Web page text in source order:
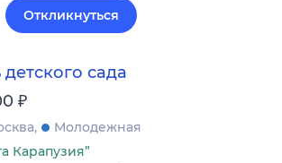
Откликнуться
сада
₽
Молодежная
Карапузия”